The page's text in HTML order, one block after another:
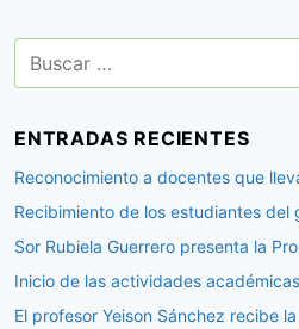
a
r
ENTRADAS RECIENTES
Reconocimiento a docentes que
Recibimiento de los estudiantes del
Sor Rubiela Guerrero presenta la
Inicio de las actividades
El profesor Yeison Sánchez recibe